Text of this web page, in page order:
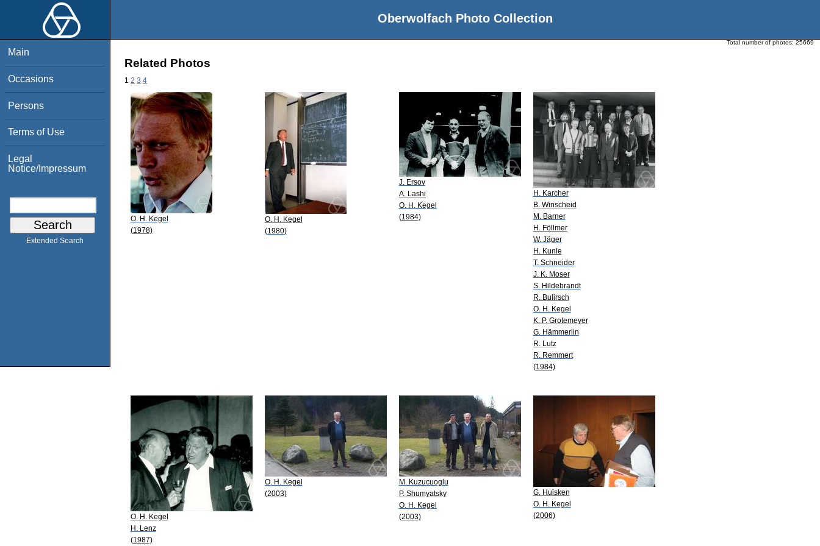
Oberwolfach Photo Collection
Main
Occasions
Persons
Terms of Use
Legal
Notice/Impressum
Extended Search
Total number of photos: 25669
Related Photos
1 2 3 4
O. H. Kegel
(1978)
O. H. Kegel
(1980)
J. Ersov
A. Lashi
O. H. Kegel
(1984)
H. Karcher
B. Winscheid
M. Barner
H. Föllmer
W. Jäger
H. Kunle
T. Schneider
J. K. Moser
S. Hildebrandt
R. Bulirsch
O. H. Kegel
K. P. Grotemeyer
G. Hämmerlin
R. Lutz
R. Remmert
(1984)
O. H. Kegel
H. Lenz
(1987)
O. H. Kegel
(2003)
M. Kuzucuoglu
P. Shumyatsky
O. H. Kegel
(2003)
G. Huisken
O. H. Kegel
(2006)